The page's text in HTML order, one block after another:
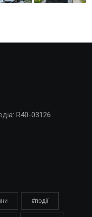
R40-03126
#події